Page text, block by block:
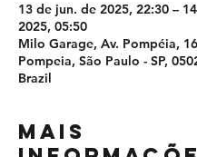
13 de jun. de 2025, 22:30 –
2025, 05:50
Milo Garage, Av. Pompéia,
Pompeia, São Paulo - SP,
Brazil
MAIS